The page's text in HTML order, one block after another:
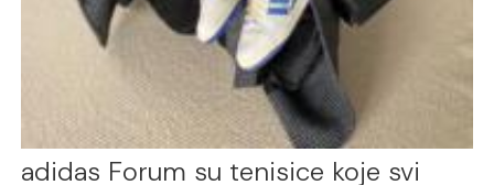
adidas Forum su tenisice koje svi